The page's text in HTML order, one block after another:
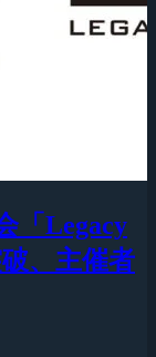
「Legacy
、主催者